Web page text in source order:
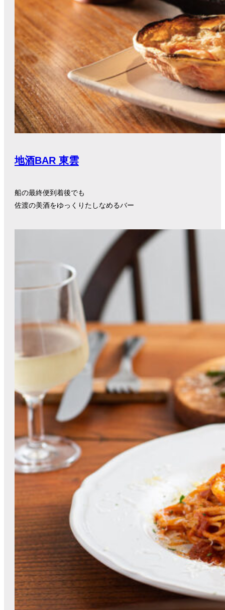
地酒BAR 東雲
船の最終便到着後でも
佐渡の美酒をゆっくりたしなめるバー